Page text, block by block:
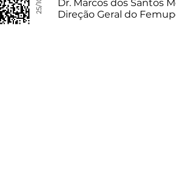
Dr. Marcos dos Santos
Direção Geral do